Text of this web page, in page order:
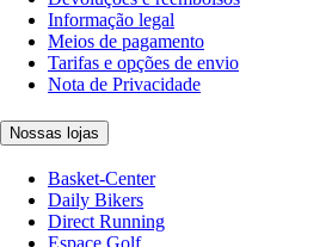
Informação legal
Meios de pagamento
Tarifas e opções de envio
Nota de Privacidade
Nossas lojas
Basket-Center
Daily Bikers
Direct Running
Espace Golf